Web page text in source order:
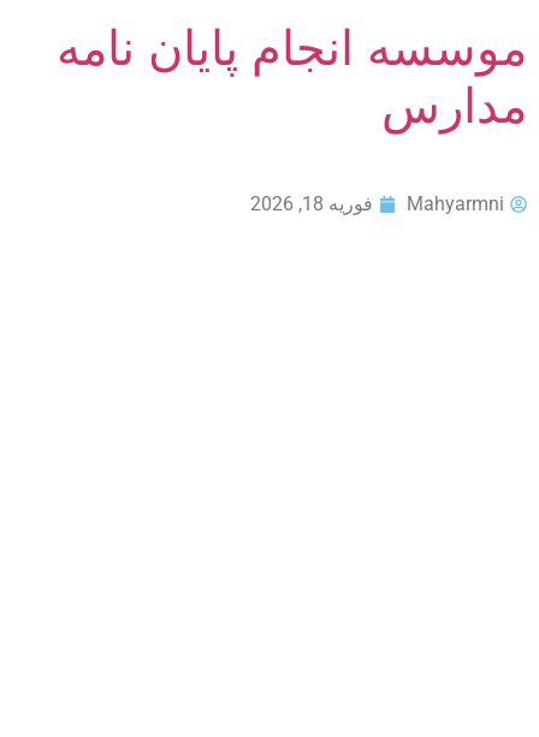
موسسه انجام پایان نامه
مدارس
Mahyarmni فوریه 18, 2026